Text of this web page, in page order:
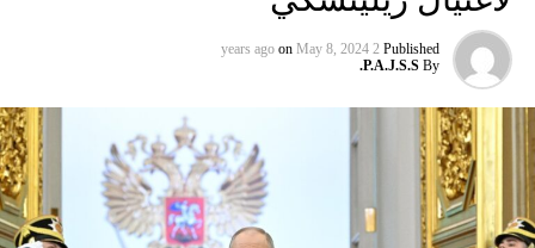
Published
2 years ago
on May 8, 2024
By
P.A.J.S.S.